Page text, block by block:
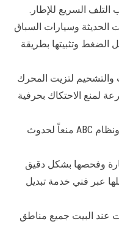
التلف السريع للإطار.
الحديثة وسيارات السباق
الضغط وتثبيتها بطريقة
والتشحيم لتزيت المحرك
لمنع الاحتكاك بحرفية
نقوم بفحص الأنظمة الكهربائية ونظام ABC منعاً لحدوث
وفحصها بشكل دقيق
عبر فني خدمة تبديل
عند البيت جميع مناطق